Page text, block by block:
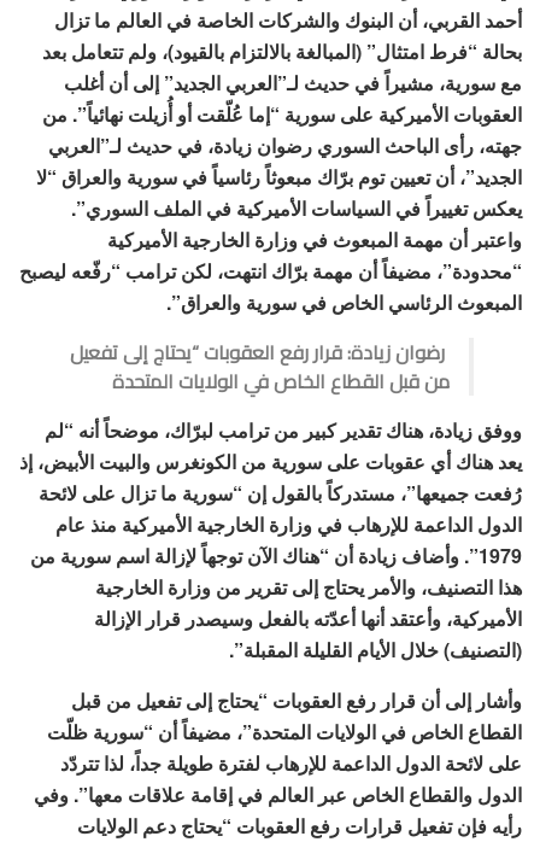
أحمد القربي، أن البنوك والشركات الخاصة في العالم ما تزال
بحالة “فرط امتثال” (المبالغة بالالتزام بالقيود)، ولم تتعامل بعد
مع سورية، مشيراً في حديث لـ”العربي الجديد” إلى أن أغلب
العقوبات الأميركية على سورية “إما عُلّقت أو أُزيلت نهائياً”. من
جهته، رأى الباحث السوري رضوان زيادة، في حديث لـ”العربي
الجديد”، أن تعيين توم برّاك مبعوثاً رئاسياً في سورية والعراق “لا
يعكس تغييراً في السياسات الأميركية في الملف السوري”.
واعتبر أن مهمة المبعوث في وزارة الخارجية الأميركية
“محدودة”، مضيفاً أن مهمة برّاك انتهت، لكن ترامب “رفّعه ليصبح
المبعوث الرئاسي الخاص في سورية والعراق”.
رضوان زيادة: قرار رفع العقوبات “يحتاج إلى تفعيل
من قبل القطاع الخاص في الولايات المتحدة
ووفق زيادة، هناك تقدير كبير من ترامب لبرّاك، موضحاً أنه “لم
يعد هناك أي عقوبات على سورية من الكونغرس والبيت الأبيض، إذ
رُفعت جميعها”، مستدركاً بالقول إن “سورية ما تزال على لائحة
الدول الداعمة للإرهاب في وزارة الخارجية الأميركية منذ عام
1979”. وأضاف زيادة أن “هناك الآن توجهاً لإزالة اسم سورية من
هذا التصنيف، والأمر يحتاج إلى تقرير من وزارة الخارجية
الأميركية، وأعتقد أنها أعدّته بالفعل وسيصدر قرار الإزالة
(التصنيف) خلال الأيام القليلة المقبلة”.
وأشار إلى أن قرار رفع العقوبات “يحتاج إلى تفعيل من قبل
القطاع الخاص في الولايات المتحدة”، مضيفاً أن “سورية ظلّت
على لائحة الدول الداعمة للإرهاب لفترة طويلة جداً، لذا تتردّد
الدول والقطاع الخاص عبر العالم في إقامة علاقات معها”. وفي
رأيه فإن تفعيل قرارات رفع العقوبات “يحتاج دعم الولايات